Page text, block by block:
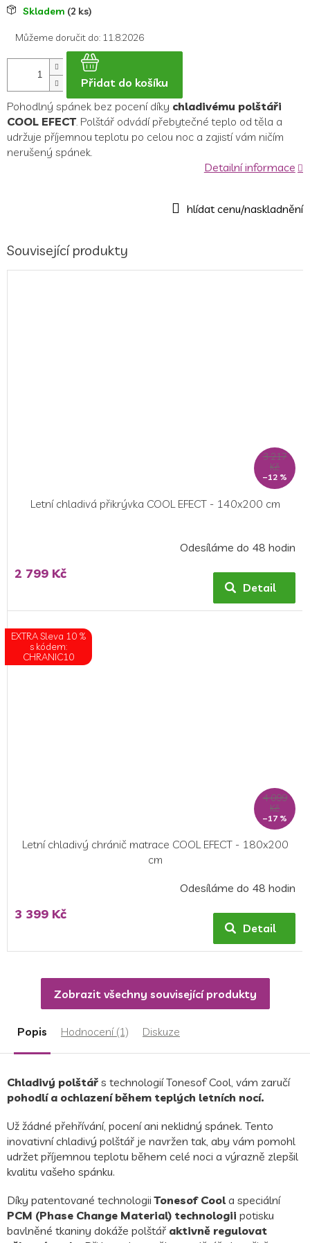
MěrnáSkladem (2 ks)
Můžeme doručit do: 11.8.2026
Přidat do košíku
Pohodlný spánek bez pocení díky chladivému polštáři
COOL EFECT. Polštář odvádí přebytečné teplo od těla a
udržuje příjemnou teplotu po celou noc a zajistí vám ničím
nerušený spánek.
Detailní informace
Související produkty
3 217
Kč
–12 %
Letní chladivá přikrývka COOL EFECT - 140x200 cm
hodnocení
produktu
5,0
z
5
hvězdiček.
Odesíláme do 48 hodin
2 799 Kč
Detail
EXTRA Sleva 10 %
s kódem:
CHRANIC10
4 099
Kč
–17 %
Letní chladivý chránič matrace COOL EFECT - 180x200
cm
Odesíláme do 48 hodin
3 399 Kč
Detail
Zobrazit všechny související produkty
Popis Hodnocení (1) Diskuze
Chladivý polštář s technologií Tonesof Cool, vám zaručí
pohodlí a ochlazení během teplých letních nocí.
Už žádné přehřívání, pocení ani neklidný spánek. Tento
inovativní chladivý polštář je navržen tak, aby vám pomohl
udržet příjemnou teplotu během celé noci a výrazně zlepšil
kvalitu vašeho spánku.
Díky patentované technologiiTonesof Coola speciální
PCM (Phase Change Material) technologii potisku
bavlněné tkaniny dokáže polštář aktivně regulovat